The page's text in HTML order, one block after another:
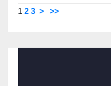
1 2 3 > >>